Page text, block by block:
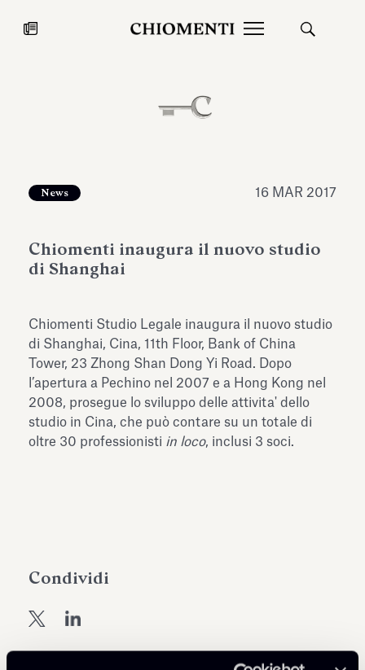
27 LUG 2026
Fondazione Torlonia inaugura la
mostra Marmora Romana
ampliando gli spazi espositivi
dell’Antiquarium di Villa Albani
Torlonia
Leggi tutto
Chiomenti
EcoVadis
News 16 MAR 2017
Chiomenti inaugura il nuovo studio
di Shanghai
Chiomenti Studio Legale inaugura il nuovo studio
di Shanghai, Cina, 11th Floor, Bank of China
Tower, 23 Zhong Shan Dong Yi Road. Dopo
l’apertura a Pechino nel 2007 e a Hong Kong nel
2008, prosegue lo sviluppo delle attivita' dello
studio in Cina, che può contare su un totale di
oltre 30 professionisti in loco, inclusi 3 soci.
Condividi